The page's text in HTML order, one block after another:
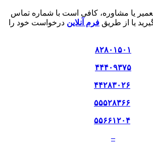
یا مشاوره، کافی است با شماره تماس
یا از طریق فرم آنلاین درخواست خود را
۸۲۸۰۱۵۰۱
۴۴۴۰۹۳۷۵
۴۴۲۸۳۰۲۶
۵۵۵۲۸۳۶۶
۵۵۶۶۱۲۰۴
–